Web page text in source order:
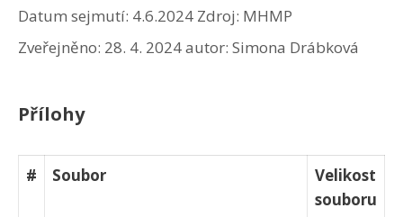
Datum sejmutí: 4.6.2024 Zdroj: MHMP
Zveřejněno: 28. 4. 2024autor: Simona Drábková
Přílohy
# Soubor
Velikost
souboru